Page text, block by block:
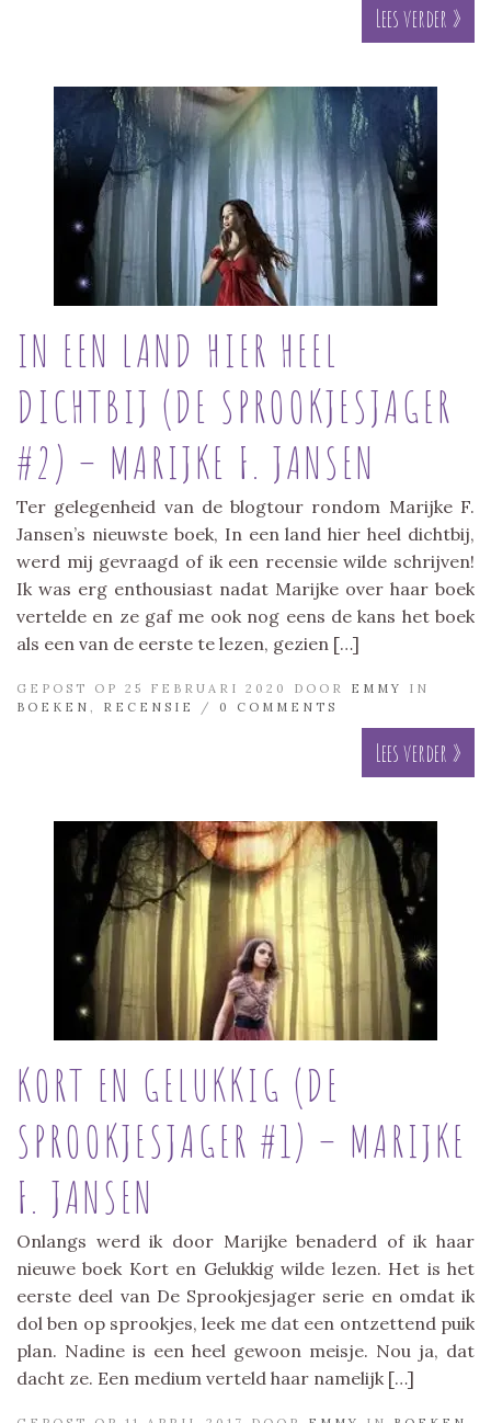
Lees verder »
IN EEN LAND HIER HEEL
DICHTBIJ (DE SPROOKJESJAGER
#2) – MARIJKE F. JANSEN
Ter gelegenheid van de blogtour rondom Marijke F.
Jansen’s nieuwste boek, In een land hier heel dichtbij,
werd mij gevraagd of ik een recensie wilde schrijven!
Ik was erg enthousiast nadat Marijke over haar boek
vertelde en ze gaf me ook nog eens de kans het boek
als een van de eerste te lezen, gezien […]
GEPOST OP 25 FEBRUARI 2020 DOOR EMMY
IN
BOEKEN
RECENSIE / 0 COMMENTS
Lees verder »
KORT EN GELUKKIG (DE
SPROOKJESJAGER #1) – MARIJKE
F. JANSEN
Onlangs werd ik door Marijke benaderd of ik haar
nieuwe boek Kort en Gelukkig wilde lezen. Het is het
eerste deel van De Sprookjesjager serie en omdat ik
dol ben op sprookjes, leek me dat een ontzettend puik
plan. Nadine is een heel gewoon meisje. Nou ja, dat
dacht ze. Een medium verteld haar namelijk […]